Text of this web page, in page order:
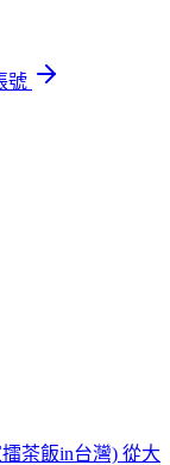
號
茶飯in台灣) 從大